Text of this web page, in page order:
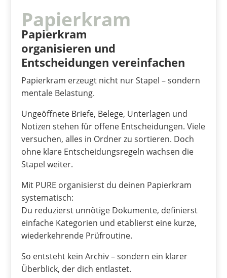
Papierkram
Papierkram
organisieren und
Entscheidungen vereinfachen
Papierkram erzeugt nicht nur Stapel – sondern
mentale Belastung.
Ungeöffnete Briefe, Belege, Unterlagen und
Notizen stehen für offene Entscheidungen. Viele
versuchen, alles in Ordner zu sortieren. Doch
ohne klare Entscheidungsregeln wachsen die
Stapel weiter.
Mit PURE organisierst du deinen Papierkram
systematisch:
Du reduzierst unnötige Dokumente, definierst
einfache Kategorien und etablierst eine kurze,
wiederkehrende Prüfroutine.
So entsteht kein Archiv – sondern ein klarer
Überblick, der dich entlastet.